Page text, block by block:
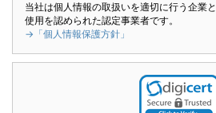
当社は個人情報の取扱いを適切に行う企業
使用を認められた認定事業者です。
→「個人情報保護方針」